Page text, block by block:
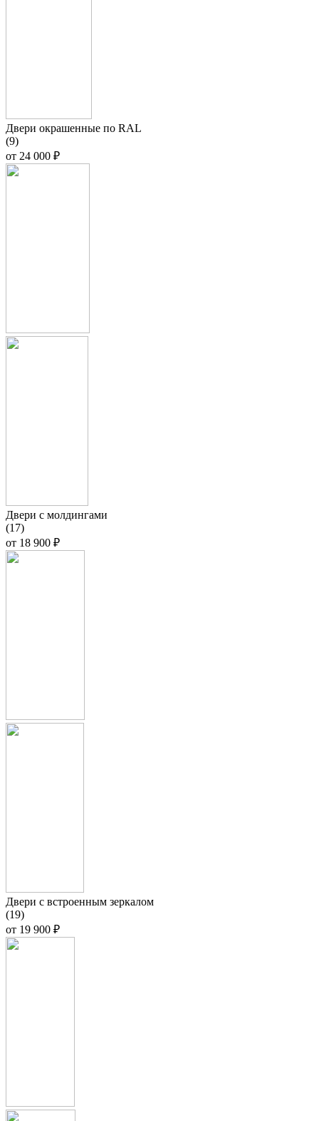
Двери окрашенные по RAL
(9)
от 24 000 ₽
Двери с молдингами
(17)
от 18 900 ₽
Двери с встроенным зеркалом
(19)
от 19 900 ₽